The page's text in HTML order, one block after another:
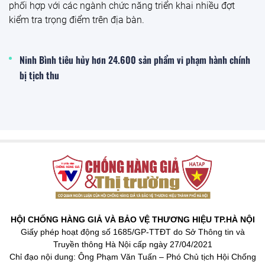
Pháp luật – Điều tra
Phát hiện cơ sở sản xuất 46 tấn keo dán gạch, keo chà
ron có dấu hiệu xâm phạm quyền sở hữu công nghiệp
Qua kiểm tra đột xuất một cơ sở sản xuất trên địa bàn
thành phố Đồng Nai, lực lượng Quản lý thị trường phối hợp
với Công an phát hiện 10.000 sản phẩm keo dán gạch, keo
chà ron (khoảng 46 tấn) có dấu hiệu xâm phạm quyền sở